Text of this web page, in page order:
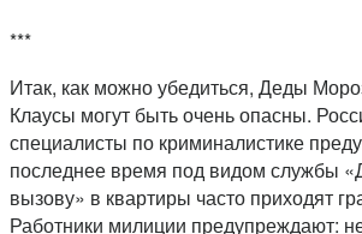
***
Итак, как можно убедиться, Деды
Клаусы могут быть очень опасны.
специалисты по криминалистике
последнее время под видом службы
вызову» в квартиры часто приходят
Работники милиции предупреждают: